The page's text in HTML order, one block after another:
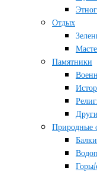
Отдых
Памятники
Природные
Балки
Горы/